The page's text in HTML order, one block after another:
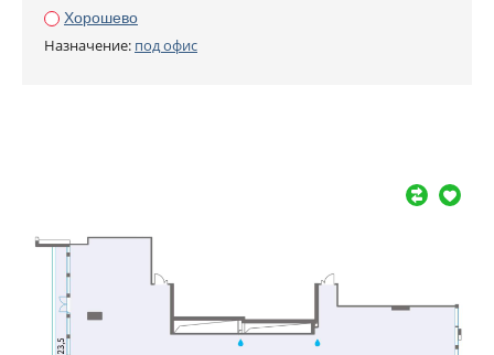
Хорошево
Назначение: под офис